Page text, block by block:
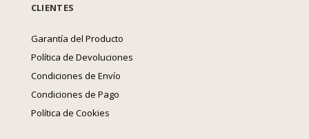
CLIENTES
Garantía del Producto
Política de Devoluciones
Condiciones de Envío
Condiciones de Pago
Política de Cookies